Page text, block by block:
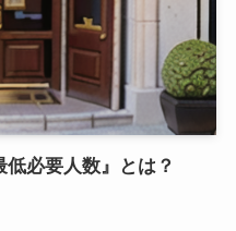
必要人数』とは？